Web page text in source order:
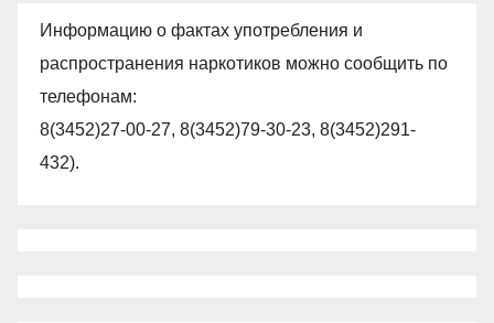
Информацию о фактах употребления и
распространения наркотиков можно сообщить по
телефонам:
8(3452)27-00-27, 8(3452)79-30-23, 8(3452)291-
432).